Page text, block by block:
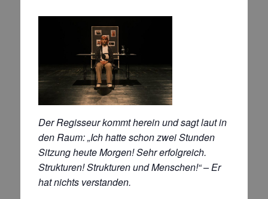
Der Regisseur kommt herein und sagt laut in
den Raum: „Ich hatte schon zwei Stunden
Sitzung heute Morgen! Sehr erfolgreich.
Strukturen! Strukturen und Menschen!“ – Er
hat nichts verstanden.